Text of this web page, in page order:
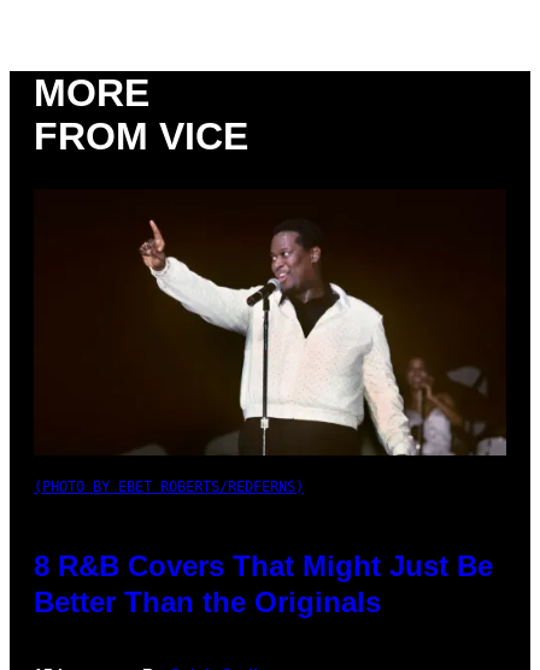
MORE
FROM VICE
(PHOTO BY EBET ROBERTS/REDFERNS)
8 R&B Covers That Might Just Be
Better Than the Originals